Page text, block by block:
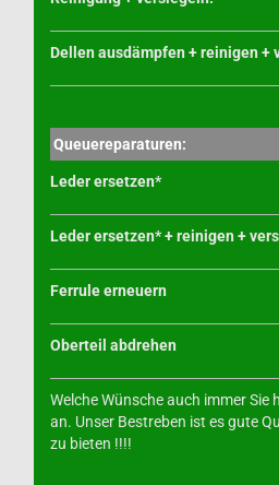
Dellen ausdämpfen + reinigen +
Queuereparaturen:
Leder ersetzen*
Leder ersetzen* + reinigen +
Ferrule erneuern
Oberteil abdrehen
Welche Wünsche auch immer Sie
an. Unser Bestreben ist es gute
zu bieten !!!!